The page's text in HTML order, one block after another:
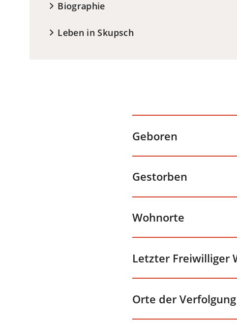
Biographie
Leben in Skupsch
Geboren
Gestorben
Wohnorte
Letzter Freiwilliger
Orte der Verfolgung